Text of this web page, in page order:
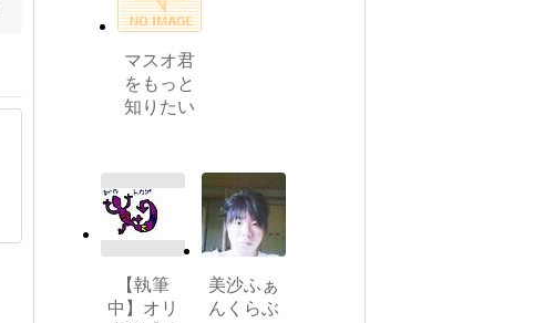
マスオ君
をもっと
知りたい
【執筆
中】オリ
美沙ふぁ
んくらぶ